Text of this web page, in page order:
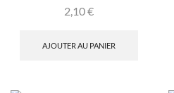
2,10€
AJOUTER AU PANIER